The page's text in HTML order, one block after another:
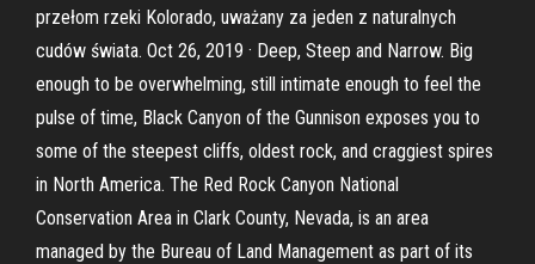
przełom rzeki Kolorado, uważany za jeden z naturalnych
cudów świata. Oct 26, 2019 · Deep, Steep and Narrow. Big
enough to be overwhelming, still intimate enough to feel the
pulse of time, Black Canyon of the Gunnison exposes you to
some of the steepest cliffs, oldest rock, and craggiest spires
in North America. The Red Rock Canyon National
Conservation Area in Clark County, Nevada, is an area
managed by the Bureau of Land Management as part of its